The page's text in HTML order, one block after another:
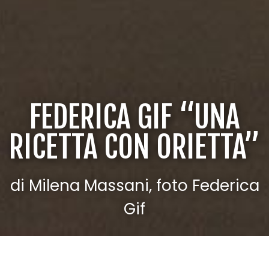
FEDERICA GIF “UNA
RICETTA CON ORIETTA”
di Milena Massani, foto Federica
Gif